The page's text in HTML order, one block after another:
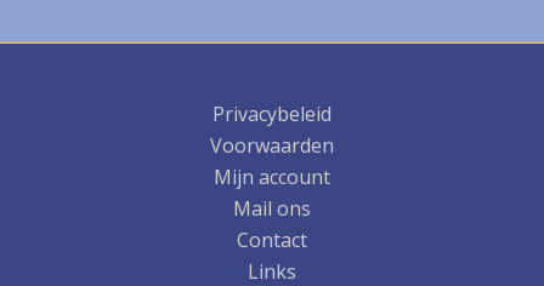
Privacybeleid
Voorwaarden
Mijn account
Mail ons
Contact
Links